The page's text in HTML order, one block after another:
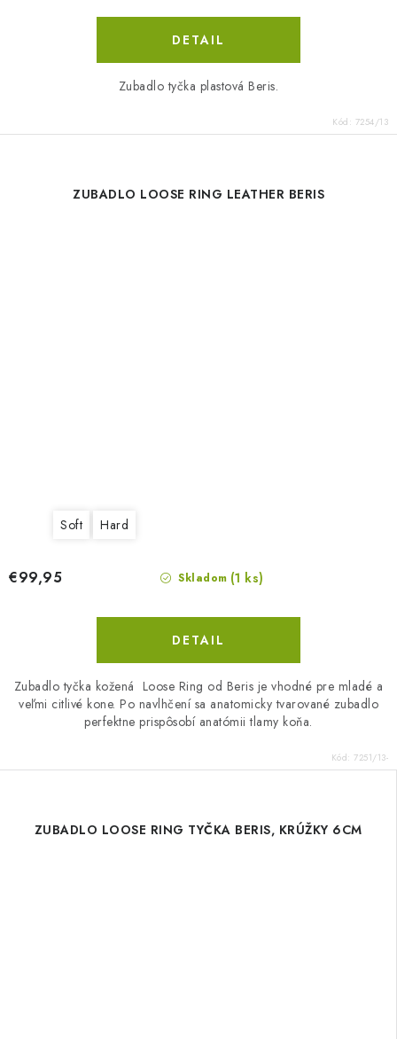
DETAIL
Zubadlo tyčka plastová Beris.
Kód: 7254/13
ZUBADLO LOOSE RING LEATHER BERIS
Soft Hard
Skladom (1 ks)
€99,95
DETAIL
Zubadlo tyčka kožená Loose Ring od Beris je vhodné pre mladé a
veľmi citlivé kone. Po navlhčení sa anatomicky tvarované zubadlo
perfektne prispôsobí anatómii tlamy koňa.
Kód: 7251/13-
ZUBADLO LOOSE RING TYČKA BERIS, KRÚŽKY 6CM